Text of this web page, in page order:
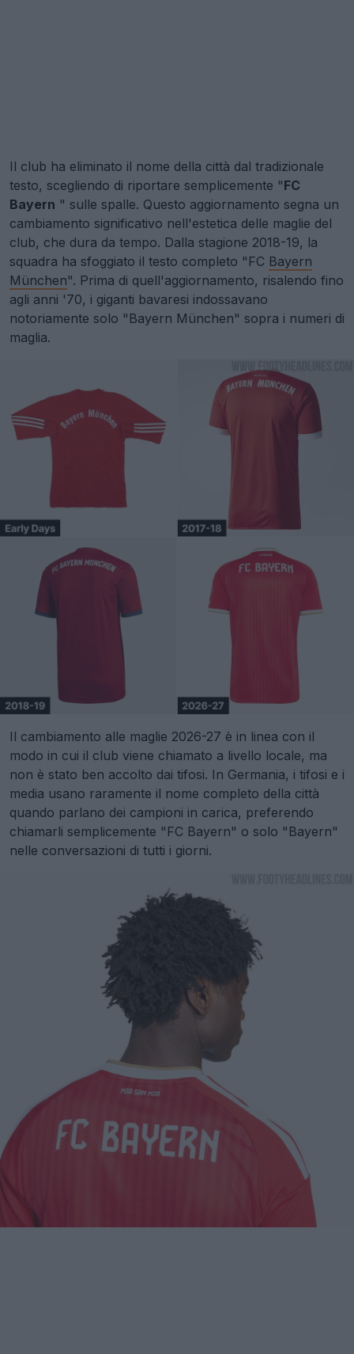
Il club ha eliminato il nome della città dal tradizionale
testo, scegliendo di riportare semplicemente "FC
Bayern " sulle spalle. Questo aggiornamento segna un
cambiamento significativo nell'estetica delle maglie del
club, che dura da tempo. Dalla stagione 2018-19, la
squadra ha sfoggiato il testo completo "FC Bayern
München". Prima di quell'aggiornamento, risalendo fino
agli anni '70, i giganti bavaresi indossavano
notoriamente solo "Bayern München" sopra i numeri di
maglia.
Il cambiamento alle maglie 2026-27 è in linea con il
modo in cui il club viene chiamato a livello locale, ma
non è stato ben accolto dai tifosi. In Germania, i tifosi e i
media usano raramente il nome completo della città
quando parlano dei campioni in carica, preferendo
chiamarli semplicemente "FC Bayern" o solo "Bayern"
nelle conversazioni di tutti i giorni.